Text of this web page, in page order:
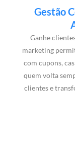
Gestão
Ganhe
marketing
com cupons,
quem volta
clientes e